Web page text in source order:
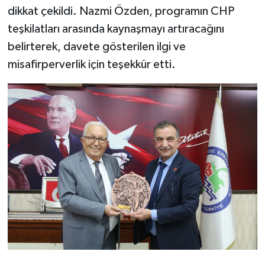
dikkat çekildi. Nazmi Özden, programın CHP
teşkilatları arasında kaynaşmayı artıracağını
belirterek, davete gösterilen ilgi ve
misafirperverlik için teşekkür etti.